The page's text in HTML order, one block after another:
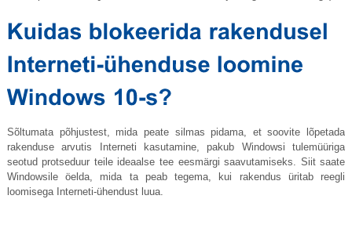
Sõltumata põhjustest, mida peate silmas pidama, et soovite lõpetada
rakenduse arvutis Interneti kasutamine, pakub Windowsi tulemüüriga
seotud protseduur teile ideaalse tee eesmärgi saavutamiseks. Siit saate
Windowsile öelda, mida ta peab tegema, kui rakendus üritab reegli
loomisega Interneti-ühendust luua.